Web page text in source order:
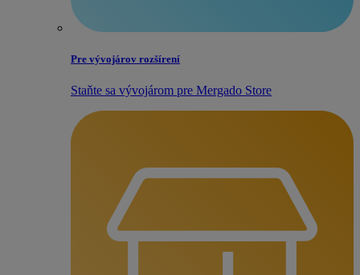
Pre vývojárov rozšírení
Staňte sa vývojárom pre Mergado Store